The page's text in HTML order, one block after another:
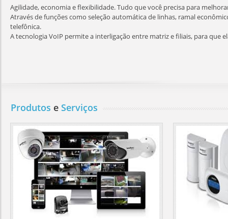
Agilidade, economia e flexibilidade. Tudo que você precisa para
Através de funções como seleção automática de linhas, ramal
telefônica.
A tecnologia VoIP permite a interligação entre matriz e filiais, para que
Produtos e Serviços